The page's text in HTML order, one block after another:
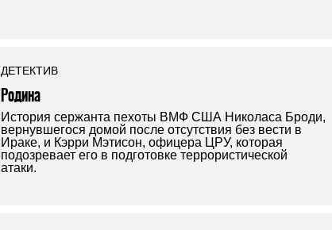
ДЕТЕКТИВ
Родина
История сержанта пехоты ВМФ США Николаса Броди,
вернувшегося домой после отсутствия без вести в
Ираке, и Кэрри Мэтисон, офицера ЦРУ, которая
подозревает его в подготовке террористической
атаки.